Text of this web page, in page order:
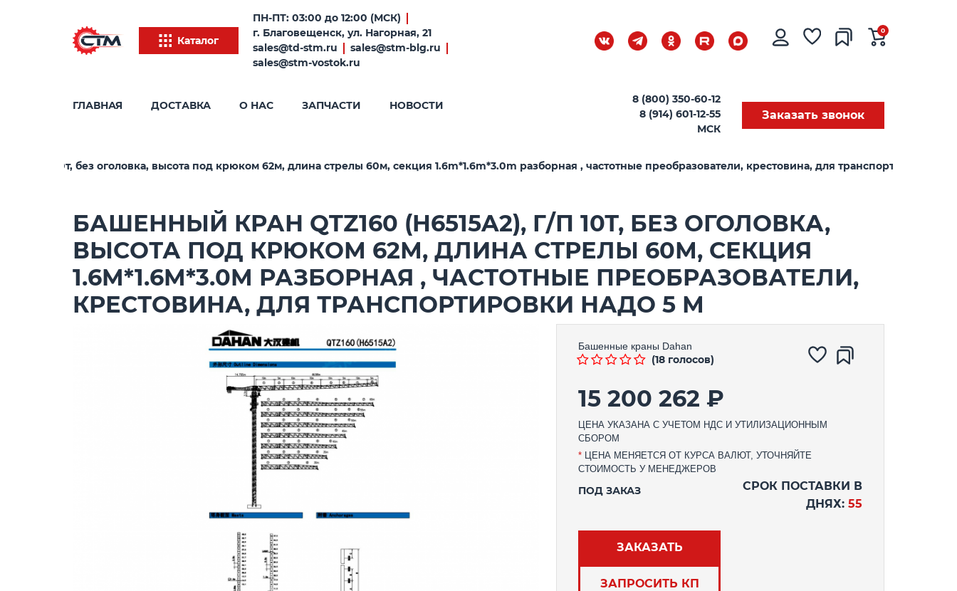
Каталог
ПН-ПТ: 03:00 до 12:00 (МСК)
г. Благовещенск, ул. Нагорная, 21
sales@td-stm.ru
sales@stm-blg.ru
sales@stm-vostok.ru
0
ГЛАВНАЯ ДОСТАВКА О НАС ЗАПЧАСТИ НОВОСТИ
8 (800) 350-60-12
8 (914) 601-12-55
МСК
Заказать звонок
г/п 10т, без оголовка, высота под крюком 62м, длина стрелы 60м, секция 1.6m*1.6m*3.0m разборная , частотные преобразователи, крестовина, для транспортировки
БАШЕННЫЙ КРАН QTZ160 (H6515A2), Г/П 10Т, БЕЗ ОГОЛОВКА,
ВЫСОТА ПОД КРЮКОМ 62М, ДЛИНА СТРЕЛЫ 60М, СЕКЦИЯ
1.6M*1.6M*3.0M РАЗБОРНАЯ , ЧАСТОТНЫЕ ПРЕОБРАЗОВАТЕЛИ,
КРЕСТОВИНА, ДЛЯ ТРАНСПОРТИРОВКИ НАДО 5 М
Башенные краны Dahan
(18 голосов)
15 200 262 ₽
ЦЕНА УКАЗАНА С УЧЕТОМ НДС И УТИЛИЗАЦИОННЫМ
СБОРОМ
* ЦЕНА МЕНЯЕТСЯ ОТ КУРСА ВАЛЮТ, УТОЧНЯЙТЕ
СТОИМОСТЬ У МЕНЕДЖЕРОВ
ПОД ЗАКАЗ
СРОК ПОСТАВКИ В
ДНЯХ: 55
ЗАКАЗАТЬ
ЗАПРОСИТЬ КП